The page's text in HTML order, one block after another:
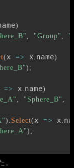
)
, "Group" ,
(x => x. name)
) ;
=> x. name)
, "Sphere_B" ,
) . Select(x => x.
) ;
。